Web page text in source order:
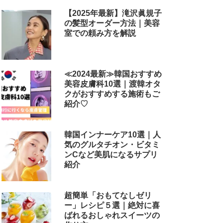
【2025年最新】滝沢眞規子
の髪型オーダー方法｜美容
室での頼み方を解説
≪2024最新≫韓国おすすめ
美容皮膚科10選｜渡韓オタ
クがおすすめする施術もご
紹介♡
韓国インナーケア10選｜人
気のグルタチオン・ビタミ
ンCなど美肌になるサプリ
紹介
超簡単「おもてなしゼリ
ー」レシピ５選｜絶対に喜
ばれるおしゃれスイーツの